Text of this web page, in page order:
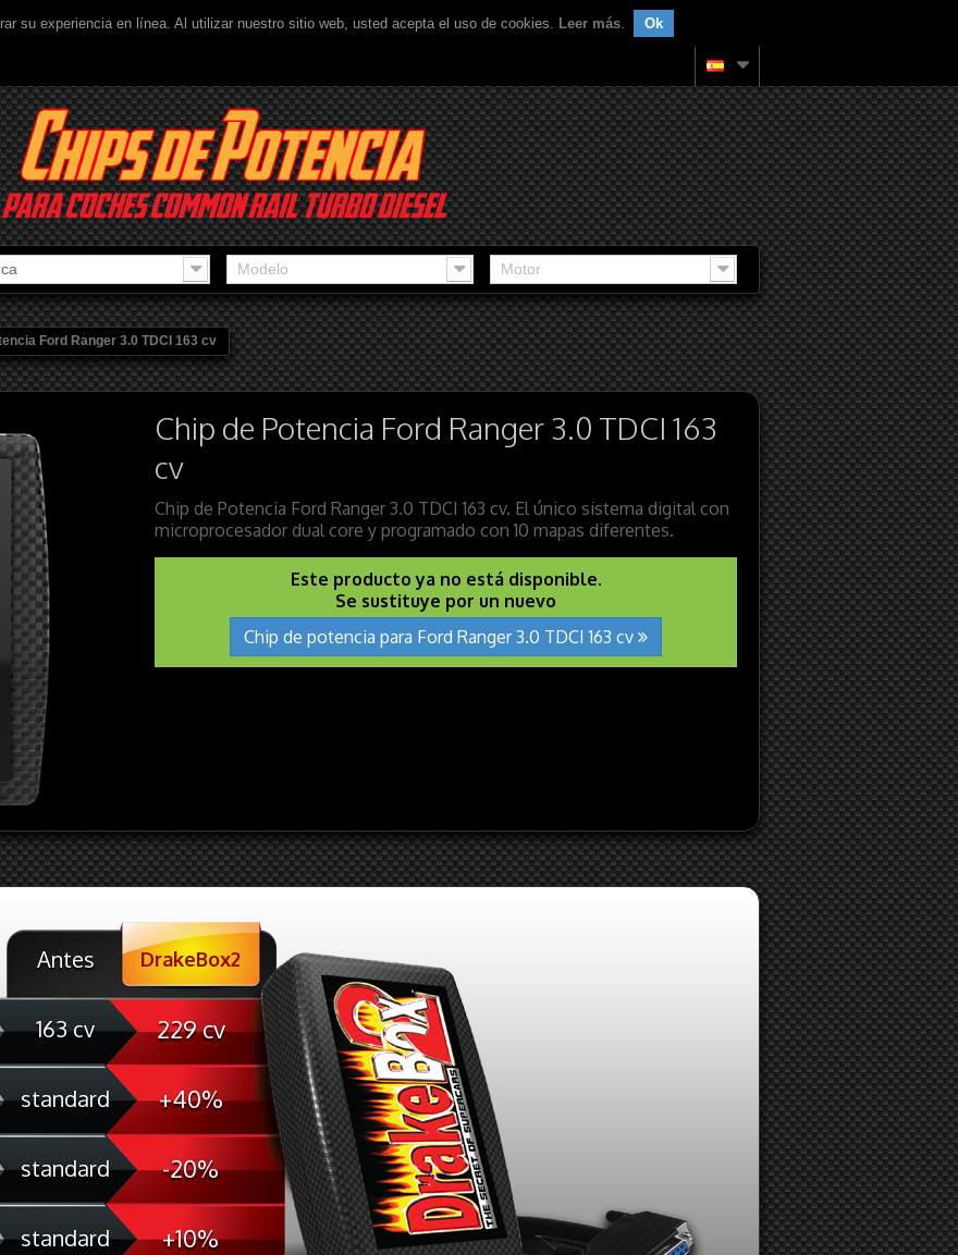
su experiencia en línea. Al utilizar nuestro sitio web, usted acepta el uso de cookies. Leer más. Ok
Modelo Motor
Ford Ranger 3.0 TDCI 163 cv
Chip de Potencia Ford Ranger 3.0 TDCI 163
cv
Chip de Potencia Ford Ranger 3.0 TDCI 163 cv. El único sistema digital con
microprocesador dual core y programado con 10 mapas diferentes.
Este producto ya no está disponible.
Se sustituye por un nuevo
Chip de potencia para Ford Ranger 3.0 TDCI 163 cv
Antes
163 cv
standard
standard
standard
DrakeBox2
229 cv
+40%
-20%
+10%